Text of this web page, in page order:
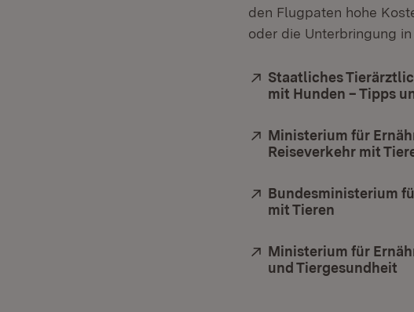
den Flugpaten hohe
oder die Unterbringung
Extern:
Staatliches
mit Hunden – Tipps
Extern:
Ministerium für
Reiseverkehr mit
Extern:
Bundesministerium
mit Tieren
Extern:
Ministerium für
und Tiergesundheit